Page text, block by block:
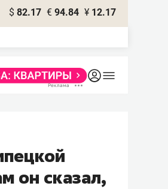
$ 82.17 € 94.84 ¥ 12.17
он сказал,